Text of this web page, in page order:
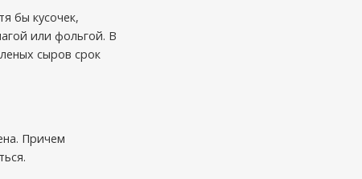
бы кусочек,
или фольгой. В
сыров срок
Причем